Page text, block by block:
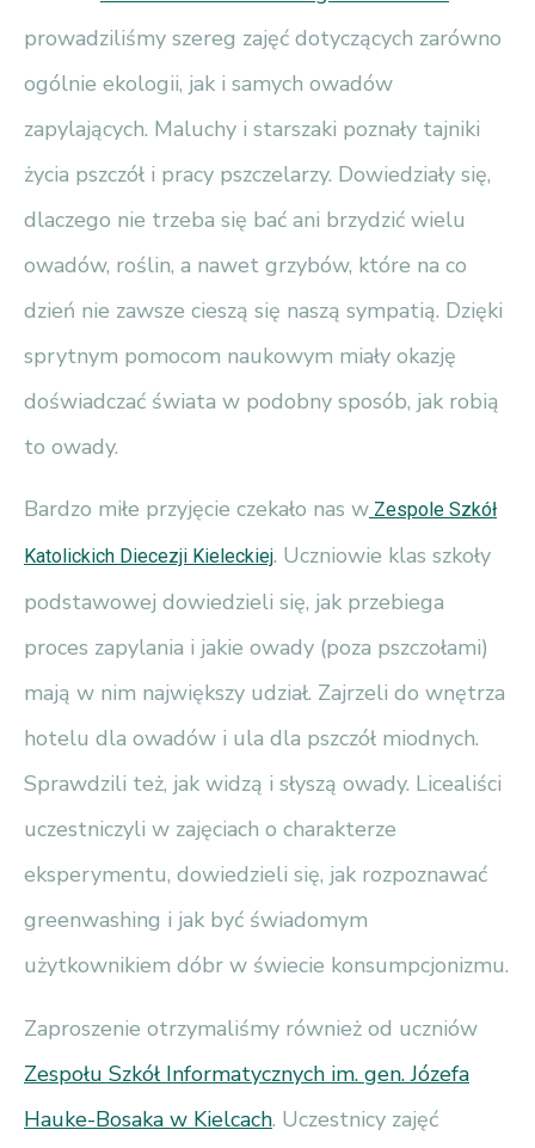
prowadziliśmy szereg zajęć dotyczących zarówno
ogólnie ekologii, jak i samych owadów
zapylających. Maluchy i starszaki poznały tajniki
życia pszczół i pracy pszczelarzy. Dowiedziały się,
dlaczego nie trzeba się bać ani brzydzić wielu
owadów, roślin, a nawet grzybów, które na co
dzień nie zawsze cieszą się naszą sympatią. Dzięki
sprytnym pomocom naukowym miały okazję
doświadczać świata w podobny sposób, jak robią
to owady.
Bardzo miłe przyjęcie czekało nas w Zespole Szkół
Katolickich Diecezji Kieleckiej. Uczniowie klas szkoły
podstawowej dowiedzieli się, jak przebiega
proces zapylania i jakie owady (poza pszczołami)
mają w nim największy udział. Zajrzeli do wnętrza
hotelu dla owadów i ula dla pszczół miodnych.
Sprawdzili też, jak widzą i słyszą owady. Licealiści
uczestniczyli w zajęciach o charakterze
eksperymentu, dowiedzieli się, jak rozpoznawać
greenwashing i jak być świadomym
użytkownikiem dóbr w świecie konsumpcjonizmu.
Zaproszenie otrzymaliśmy również od uczniów
Zespołu Szkół Informatycznych im. gen. Józefa
Hauke-Bosaka w Kielcach. Uczestnicy zajęć